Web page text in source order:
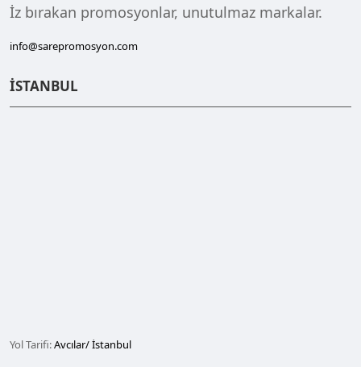
İz bırakan promosyonlar, unutulmaz markalar.
info@sarepromosyon.com
İSTANBUL
Yol Tarifi:Avcılar/ İstanbul